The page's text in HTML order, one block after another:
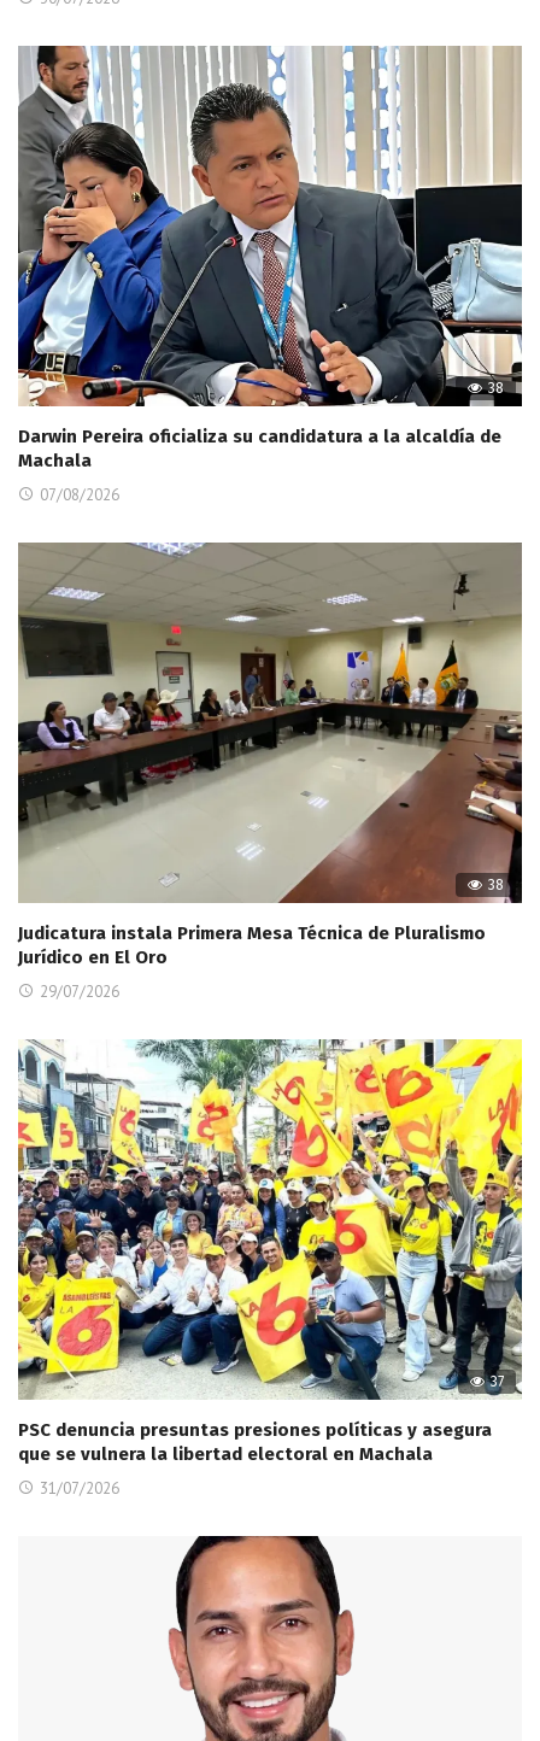
38
Darwin Pereira oficializa su candidatura a la alcaldía de
Machala
07/08/2026
38
Judicatura instala Primera Mesa Técnica de Pluralismo
Jurídico en El Oro
29/07/2026
37
PSC denuncia presuntas presiones políticas y asegura
que se vulnera la libertad electoral en Machala
31/07/2026